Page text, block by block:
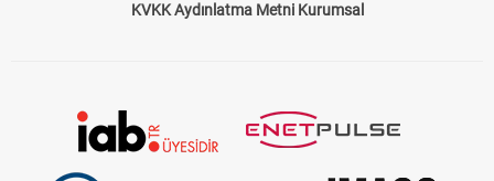
KVKK Aydınlatma Metni Kurumsal